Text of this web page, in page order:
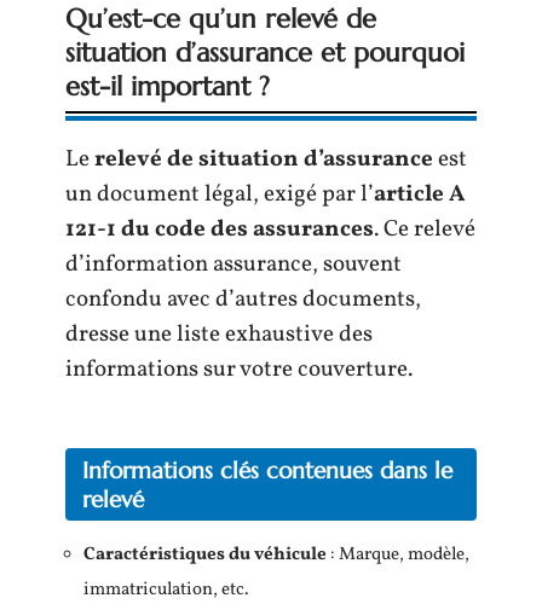
Qu’est-ce qu’un relevé de
situation d’assurance et pourquoi
est-il important ?
Lerelevé de situation d’assuranceest
un document légal, exigé par l’article A
121-1 du code des assurances. Ce relevé
d’information assurance, souvent
confondu avec d’autres documents,
dresse une liste exhaustive des
informations sur votre couverture.
Informations clés contenues dans le
relevé
Caractéristiques du véhicule : Marque, modèle,
immatriculation, etc.